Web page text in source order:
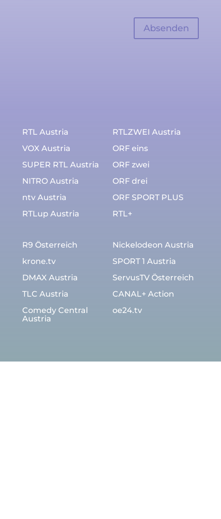
RTL Austria
VOX Austria
SUPER RTL Austria
NITRO Austria
ntv Austria
RTLup Austria
RTLZWEI Austria
ORF eins
ORF zwei
ORF drei
ORF SPORT PLUS
RTL+
R9 Österreich
krone.tv
DMAX Austria
TLC Austria
Comedy Central
Austria
Nickelodeon Austria
SPORT 1 Austria
ServusTV Österreich
CANAL+ Action
oe24.tv